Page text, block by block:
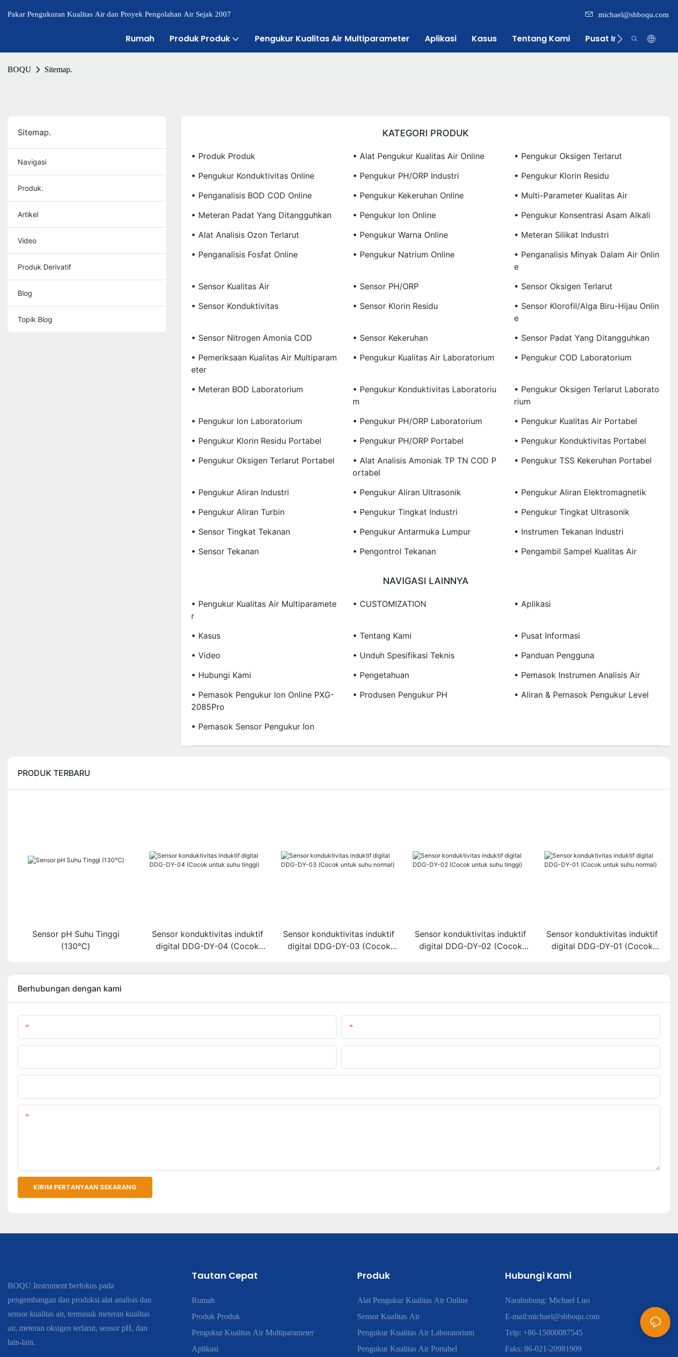
Pakar Pengukuran Kualitas Air dan Proyek Pengolahan Air Sejak 2007 michael@shboqu.com
Rumah Produk Produk Pengukur Kualitas Air Multiparameter Aplikasi Kasus Tentang Kami Pusat Informasi
BOQU Sitemap.
Sitemap.
Navigasi
Produk.
Artikel
Video
Produk Derivatif
Blog
Topik Blog
KATEGORI PRODUK
• Produk Produk • Alat Pengukur Kualitas Air Online
• Pengukur Oksigen Terlarut
• Pengukur Konduktivitas Online
• Pengukur PH/ORP Industri
• Pengukur Klorin Residu
• Penganalisis BOD COD Online
• Pengukur Kekeruhan Online
• Multi-Parameter Kualitas Air
• Meteran Padat Yang Ditangguhkan
• Pengukur Ion Online
• Pengukur Konsentrasi Asam Alkali
• Alat Analisis Ozon Terlarut
• Pengukur Warna Online
• Meteran Silikat Industri
• Penganalisis Fosfat Online
• Pengukur Natrium Online
• Penganalisis Minyak Dalam Air Onlin
E
• Sensor Kualitas Air
• Sensor PH/ORP
• Sensor Oksigen Terlarut
• Sensor Konduktivitas
• Sensor Klorin Residu
• Sensor Klorofil/Alga Biru-Hijau Onlin
E
• Sensor Nitrogen Amonia COD
• Sensor Kekeruhan
• Sensor Padat Yang Ditangguhkan
• Pemeriksaan Kualitas Air Multiparam
Eter
• Pengukur Kualitas Air Laboratorium • Pengukur COD Laboratorium
• Meteran BOD Laboratorium
• Pengukur Konduktivitas Laboratoriu
M
• Pengukur Oksigen Terlarut Laborato
Rium
• Pengukur Ion Laboratorium
• Pengukur PH/ORP Laboratorium
• Pengukur Kualitas Air Portabel
• Pengukur Klorin Residu Portabel
• Pengukur PH/ORP Portabel
• Pengukur Konduktivitas Portabel
• Pengukur Oksigen Terlarut Portabel
• Alat Analisis Amoniak TP TN COD P
Ortabel
• Pengukur TSS Kekeruhan Portabel
• Pengukur Aliran Industri • Pengukur Aliran Ultrasonik
• Pengukur Aliran Elektromagnetik
• Pengukur Aliran Turbin
• Pengukur Tingkat Industri
• Pengukur Tingkat Ultrasonik
• Sensor Tingkat Tekanan
• Pengukur Antarmuka Lumpur
• Instrumen Tekanan Industri
• Sensor Tekanan
• Pengontrol Tekanan • Pengambil Sampel Kualitas Air
NAVIGASI LAINNYA
• Pengukur Kualitas Air Multiparamete
R
• CUSTOMIZATION • Aplikasi
• Kasus • Tentang Kami
• Pusat Informasi
• Video
• Unduh Spesifikasi Teknis
• Panduan Pengguna
• Hubungi Kami
• Pengetahuan
• Pemasok Instrumen Analisis Air
• Pemasok Pengukur Ion Online PXG-
2085Pro
• Produsen Pengukur PH • Aliran & Pemasok Pengukur Level
• Pemasok Sensor Pengukur Ion
PRODUK TERBARU
Sensor pH Suhu Tinggi
(130℃)
Sensor konduktivitas induktif
digital DDG-DY-04 (Cocok
Sensor konduktivitas induktif
digital DDG-DY-03 (Cocok
Sensor konduktivitas induktif
digital DDG-DY-02 (Cocok
Sensor konduktivitas induktif
digital DDG-DY-01 (Cocok
Berhubungan dengan kami
KIRIM PERTANYAAN SEKARANG
BOQU Instrument berfokus pada
pengembangan dan produksi alat analisis dan
sensor kualitas air, termasuk meteran kualitas
air, meteran oksigen terlarut, sensor pH, dan
lain-lain.
Tautan Cepat
Rumah
Produk Produk
Pengukur Kualitas Air Multiparameter
Aplikasi
Produk
Alat Pengukur Kualitas Air Online
Sensor Kualitas Air
Pengukur Kualitas Air Laboratorium
Pengukur Kualitas Air Portabel
Hubungi Kami
Narahubung: Michael Luo
E-mail:michael@shboqu.com
Telp: +86-15000087545
Faks: 86-021-20981909